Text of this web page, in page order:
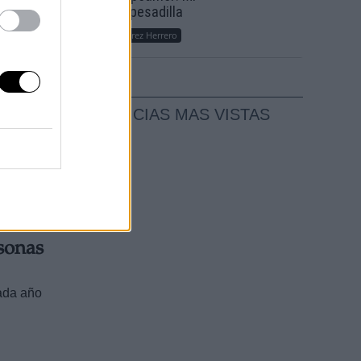
de
año
sueño, mi pesadilla
María Pérez Herrero
NOTICIAS MAS VISTAS